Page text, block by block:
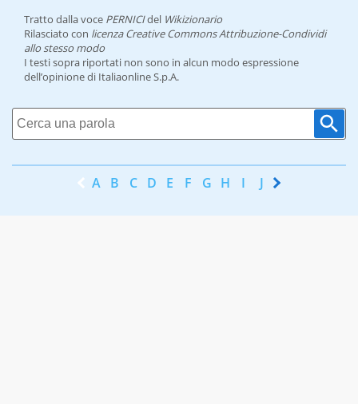
Tratto dalla voce PERNICIdel Wikizionario
Rilasciato con licenza Creative Commons Attribuzione-Condividi
allo stesso modo
I testi sopra riportati non sono in alcun modo espressione
dell’opinione di Italiaonline S.p.A.
A B C D E F G H I J K